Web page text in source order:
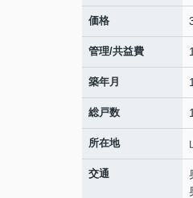
価格
管理/共益費
築年月
総戸数
所在地
交通